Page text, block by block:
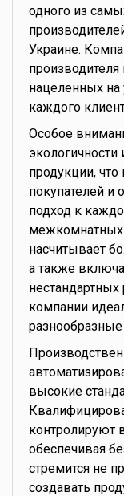
одного из
Украине.
нацеленных на
каждого
Особое
экологичности
продукции,
покупателей и
подход к
насчитывает
а также
компании
высокие
контролируют
обеспечивая
стремится не
создавать